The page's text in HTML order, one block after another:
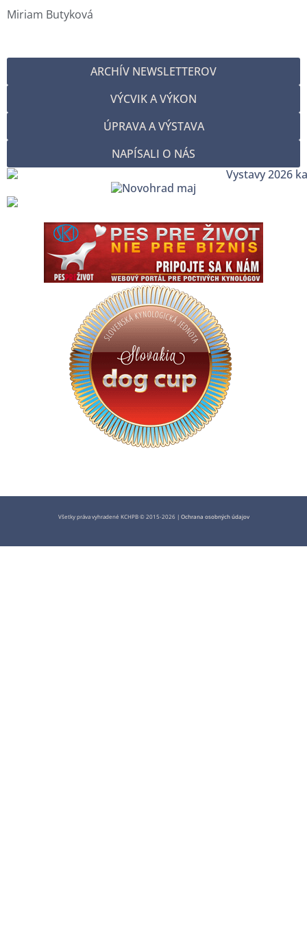
Miriam Butyková
ARCHÍV NEWSLETTEROV
VÝCVIK A VÝKON
ÚPRAVA A VÝSTAVA
NAPÍSALI O NÁS
Všetky práva vyhradené KCHPB © 2015-2026 | Ochrana osobných údajov